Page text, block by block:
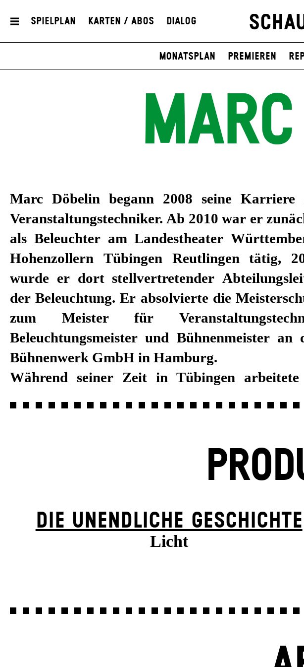
Spielplan Karten / Abos Dialog
Monatsplan Premieren
Marc Döbelin begann 2008 seine Karriere
Veranstaltungstechniker. Ab 2010 war er
als Beleuchter am Landestheater
Hohenzollern Tübingen Reutlingen tätig,
wurde er dort stellvertretender
der Beleuchtung. Er absolvierte die
zum Meister für
Beleuchtungsmeister und Bühnenmeister an
Bühnenwerk GmbH in Hamburg.
Während seiner Zeit in Tübingen
DIE UN­ENDLICHE GESCHICHTE
Licht